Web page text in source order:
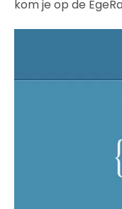
kom je op de